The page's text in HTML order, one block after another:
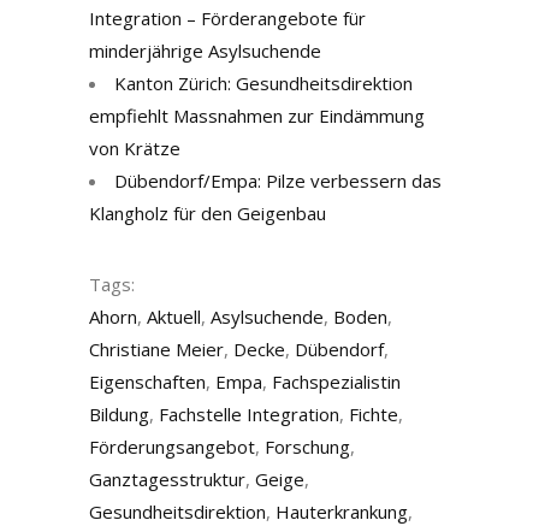
Integration – Förderangebote für
minderjährige Asylsuchende
Kanton Zürich: Gesundheitsdirektion
empfiehlt Massnahmen zur Eindämmung
von Krätze
Dübendorf/Empa: Pilze verbessern das
Klangholz für den Geigenbau
Tags:
Ahorn, Aktuell, Asylsuchende, Boden,
Christiane Meier, Decke, Dübendorf,
Eigenschaften, Empa, Fachspezialistin
Bildung, Fachstelle Integration, Fichte,
Förderungsangebot, Forschung,
Ganztagesstruktur, Geige,
Gesundheitsdirektion, Hauterkrankung,